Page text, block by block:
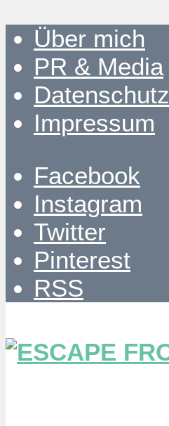
Über mich
PR & Media
Datenschutz
Impressum
Facebook
Instagram
Twitter
Pinterest
RSS